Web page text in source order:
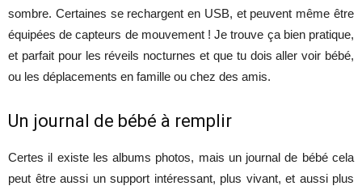
sombre. Certaines se rechargent en USB, et peuvent même être
équipées de capteurs de mouvement ! Je trouve ça bien pratique,
et parfait pour les réveils nocturnes et que tu dois aller voir bébé,
ou les déplacements en famille ou chez des amis.
Un journal de bébé à remplir
Certes il existe les albums photos, mais un journal de bébé cela
peut être aussi un support intéressant, plus vivant, et aussi plus